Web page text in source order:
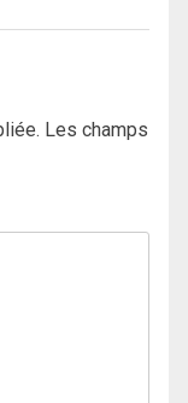
Les champs